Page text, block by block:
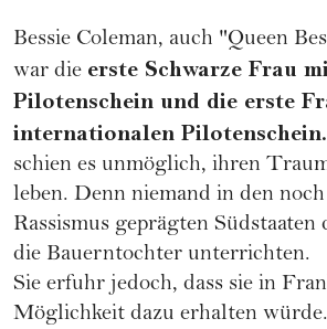
Bessie Coleman, auch "Queen
war die erste Schwarze Frau
Pilotenschein und die erste
internationalen Pilotenschein.
schien es unmöglich, ihren
leben. Denn niemand in den
Rassismus geprägten
die Bauerntochter unterrichten.
Sie erfuhr jedoch, dass sie in
Möglichkeit dazu erhalten